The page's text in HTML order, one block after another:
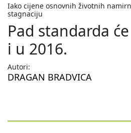
Iako cijene osnovnih životnih
stagnaciju
Pad standarda
i u 2016.
Autori:
DRAGAN BRADVICA